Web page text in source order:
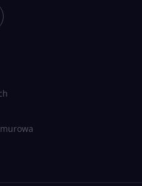
inteligencja po
Dość barier